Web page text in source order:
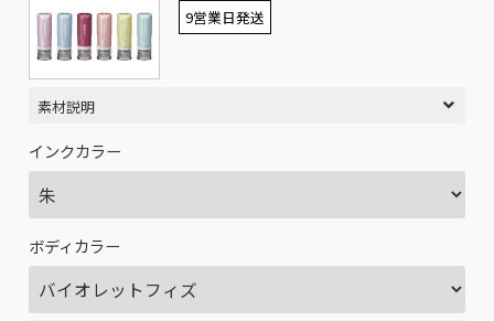
9営業日発送
素材説明
インクカラー
ボディカラー